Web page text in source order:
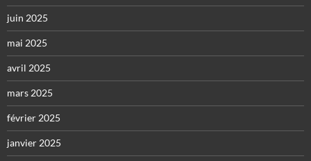
juin 2025
mai 2025
avril 2025
mars 2025
février 2025
janvier 2025